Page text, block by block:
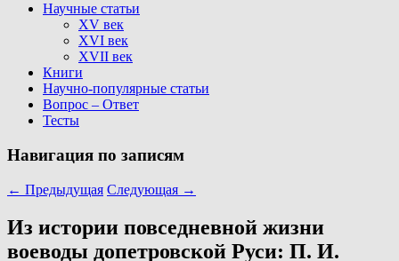
Научные статьи
XV век
XVI век
XVII век
Книги
Научно-популярные статьи
Вопрос – Ответ
Тесты
Навигация по записям
← Предыдущая Следующая →
Из истории повседневной жизни
воеводы допетровской Руси: П. И.